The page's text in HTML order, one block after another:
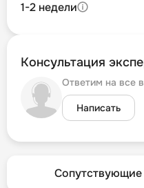
1-2 недели
Консультация
Ответим на все
Написать
Сопутствующие